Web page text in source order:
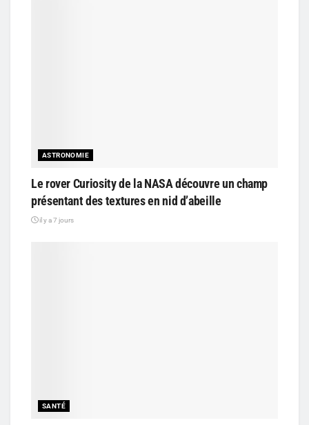
ASTRONOMIE
Le rover Curiosity de la NASA découvre un champ
présentant des textures en nid d’abeille
il y a 7 jours
SANTÉ